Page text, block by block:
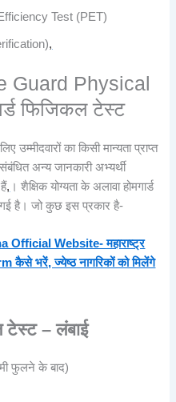
Efficiency Test (PET)
,
Guard Physical
फिजिकल टेस्ट
उम्मीदवारों का किसी मान्यता प्राप्त
अन्य जानकारी अभ्यर्थी
, । शैक्षिक योग्यता के अलावा होमगार्ड
गई है। जो कुछ इस प्रकार है-
Website- महाराष्ट्र
कैसे भरें, ज्येष्ठ नागरिकों को मिलेंगे
टेस्ट –लंबाई
फुलने के बाद)